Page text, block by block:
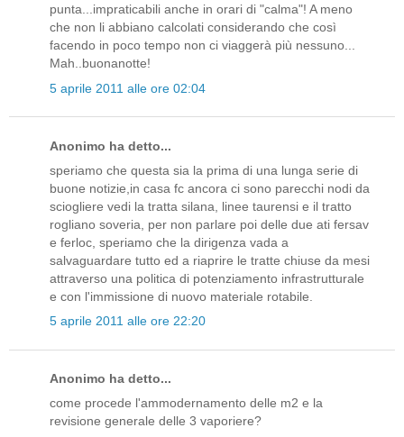
punta...impraticabili anche in orari di "calma"! A meno
che non li abbiano calcolati considerando che così
facendo in poco tempo non ci viaggerà più nessuno...
Mah..buonanotte!
5 aprile 2011 alle ore 02:04
Anonimo ha detto...
speriamo che questa sia la prima di una lunga serie di
buone notizie,in casa fc ancora ci sono parecchi nodi da
sciogliere vedi la tratta silana, linee taurensi e il tratto
rogliano soveria, per non parlare poi delle due ati fersav
e ferloc, speriamo che la dirigenza vada a
salvaguardare tutto ed a riaprire le tratte chiuse da mesi
attraverso una politica di potenziamento infrastrutturale
e con l'immissione di nuovo materiale rotabile.
5 aprile 2011 alle ore 22:20
Anonimo ha detto...
come procede l'ammodernamento delle m2 e la
revisione generale delle 3 vaporiere?